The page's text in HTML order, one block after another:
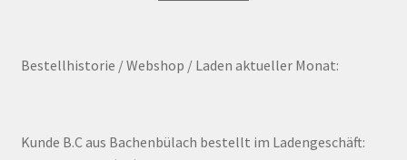
Bestellhistorie / Webshop / Laden aktueller Monat:
Kunde B.C aus Bachenbülach bestellt im Ladengeschäft: